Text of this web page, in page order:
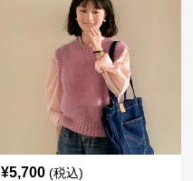
¥5,700 (税込)